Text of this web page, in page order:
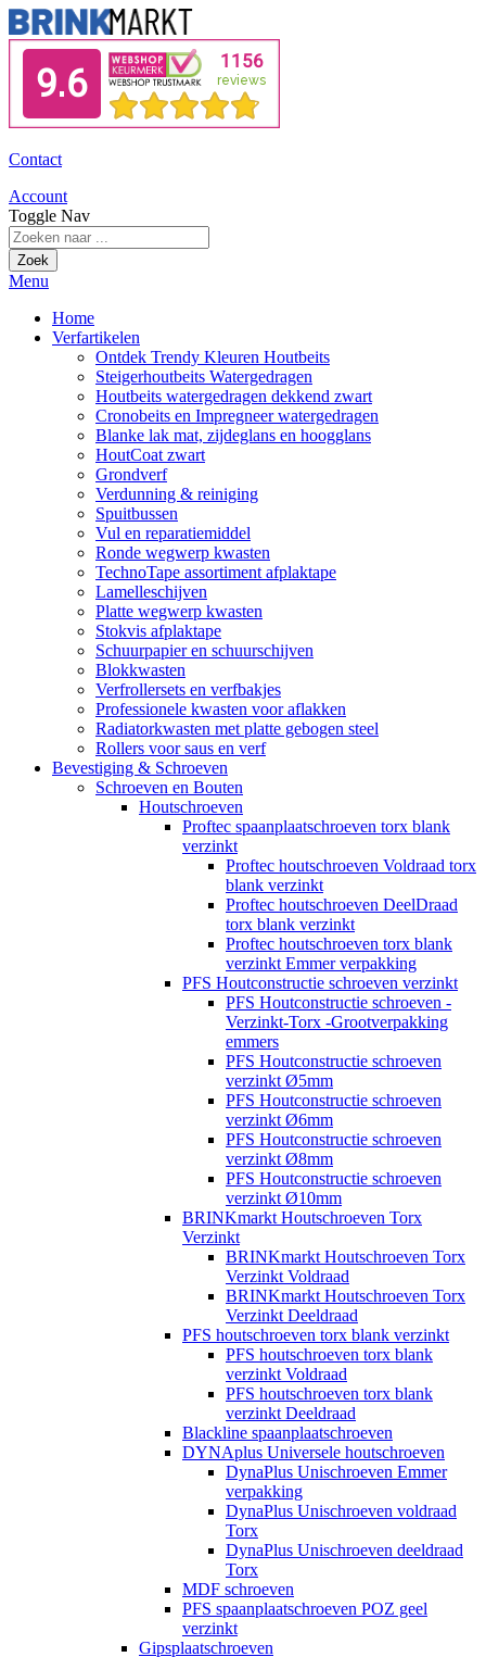
Contact
Account
Toggle Nav
Zoek
Menu
Home
Verfartikelen
Ontdek Trendy Kleuren Houtbeits
Steigerhoutbeits Watergedragen
Houtbeits watergedragen dekkend zwart
Cronobeits en Impregneer watergedragen
Blanke lak mat, zijdeglans en hoogglans
HoutCoat zwart
Grondverf
Verdunning & reiniging
Spuitbussen
Vul en reparatiemiddel
Ronde wegwerp kwasten
TechnoTape assortiment afplaktape
Lamelleschijven
Platte wegwerp kwasten
Stokvis afplaktape
Schuurpapier en schuurschijven
Blokkwasten
Verfrollersets en verfbakjes
Professionele kwasten voor aflakken
Radiatorkwasten met platte gebogen steel
Rollers voor saus en verf
Bevestiging & Schroeven
Schroeven en Bouten
Houtschroeven
Proftec spaanplaatschroeven torx blank
verzinkt
Proftec houtschroeven Voldraad torx
blank verzinkt
Proftec houtschroeven DeelDraad
torx blank verzinkt
Proftec houtschroeven torx blank
verzinkt Emmer verpakking
PFS Houtconstructie schroeven verzinkt
PFS Houtconstructie schroeven -
Verzinkt-Torx -Grootverpakking
emmers
PFS Houtconstructie schroeven
verzinkt Ø5mm
PFS Houtconstructie schroeven
verzinkt Ø6mm
PFS Houtconstructie schroeven
verzinkt Ø8mm
PFS Houtconstructie schroeven
verzinkt Ø10mm
BRINKmarkt Houtschroeven Torx
Verzinkt
BRINKmarkt Houtschroeven Torx
Verzinkt Voldraad
BRINKmarkt Houtschroeven Torx
Verzinkt Deeldraad
PFS houtschroeven torx blank verzinkt
PFS houtschroeven torx blank
verzinkt Voldraad
PFS houtschroeven torx blank
verzinkt Deeldraad
Blackline spaanplaatschroeven
DYNAplus Universele houtschroeven
DynaPlus Unischroeven Emmer
verpakking
DynaPlus Unischroeven voldraad
Torx
DynaPlus Unischroeven deeldraad
Torx
MDF schroeven
PFS spaanplaatschroeven POZ geel
verzinkt
Gipsplaatschroeven